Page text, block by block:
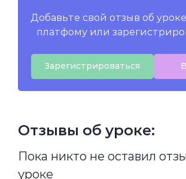
Добавьте свой отзыв об
платфому или
Зарегистрироваться
Отзывы об уроке:
Пока никто не оставил
уроке